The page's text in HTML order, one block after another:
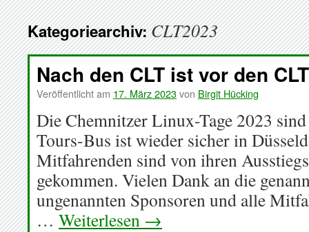
Kategoriearchiv:CLT2023
Nach den CLT ist vor den CLT
Veröffentlicht am 17. März 2023von Birgit Hücking
Die Chemnitzer Linux-Tage 2023
Tours-Bus ist wieder sicher in
Mitfahrenden sind von ihren
gekommen. Vielen Dank an die
ungenannten Sponsoren und alle
… Weiterlesen →